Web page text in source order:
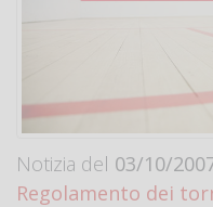
Notizia del 03/10/
Regolamento dei